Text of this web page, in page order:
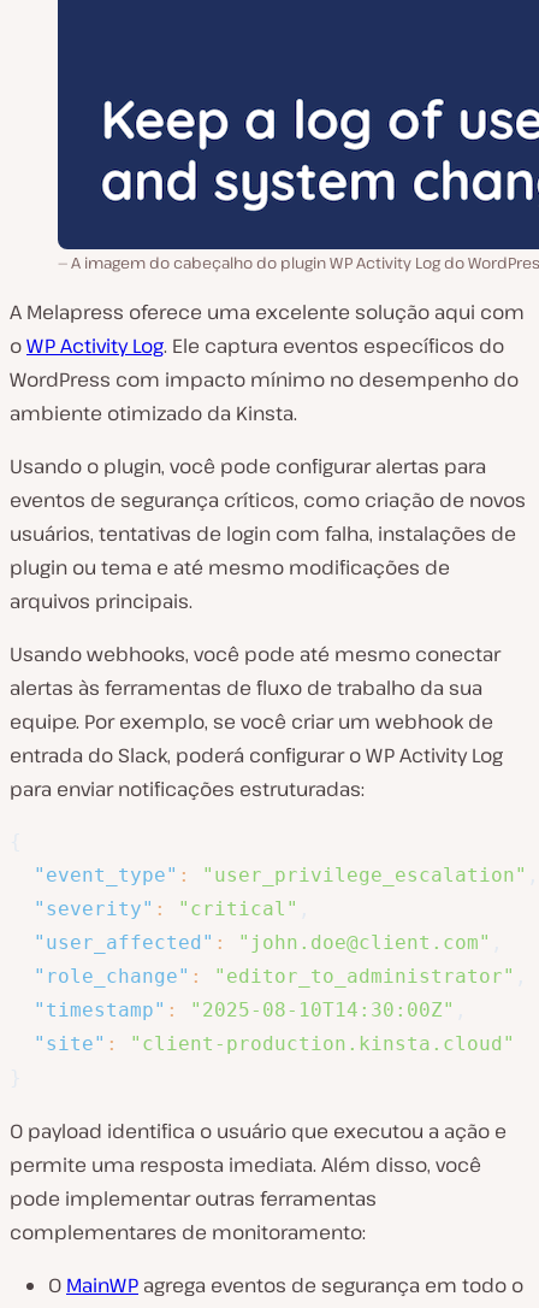
A imagem do cabeçalho do plugin WP Activity Log do
A Melapress oferece uma excelente solução aqui com
oWP Activity Log. Ele captura eventos específicos do
WordPress com impacto mínimo no desempenho do
ambiente otimizado da Kinsta.
Usando o plugin, você pode configurar alertas para
eventos de segurança críticos, como criação de novos
usuários, tentativas de login com falha, instalações de
plugin ou tema e até mesmo modificações de
arquivos principais.
Usando webhooks, você pode até mesmo conectar
alertas às ferramentas de fluxo de trabalho da sua
equipe. Por exemplo, se você criar um webhook de
entrada do Slack, poderá configurar o WP Activity Log
para enviar notificações estruturadas:
"event_type" : "user_privilege_escalation"
"severity" : "critical"
"user_affected" : "john.doe@client.com"
"role_change" : "editor_to_administrator"
"timestamp" : "2025-08-10T14:30:00Z"
"site" :
"client-production.kinsta.cloud"
O payload identifica o usuário que executou a ação e
permite uma resposta imediata. Além disso, você
pode implementar outras ferramentas
complementares de monitoramento:
O MainWP agrega eventos de segurança em todo o